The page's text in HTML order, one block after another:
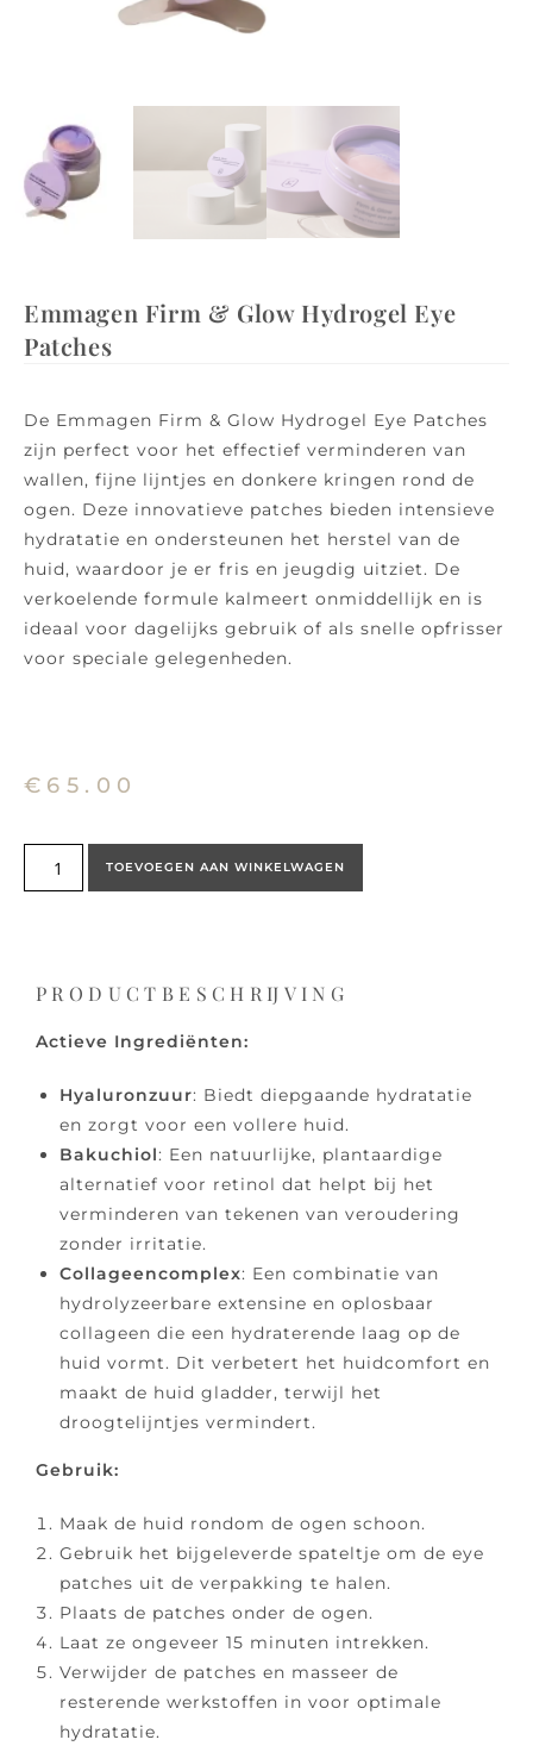
Emmagen Firm & Glow Hydrogel Eye
Patches
De Emmagen Firm & Glow Hydrogel Eye Patches
zijn perfect voor het effectief verminderen van
wallen, fijne lijntjes en donkere kringen rond de
ogen. Deze innovatieve patches bieden intensieve
hydratatie en ondersteunen het herstel van de
huid, waardoor je er fris en jeugdig uitziet. De
verkoelende formule kalmeert onmiddellijk en is
ideaal voor dagelijks gebruik of als snelle opfrisser
voor speciale gelegenheden.
€ 65.00
TOEVOEGEN AAN WINKELWAGEN
PRODUCTBESCHRIJVING
Actieve Ingrediënten:
Hyaluronzuur: Biedt diepgaande hydratatie
en zorgt voor een vollere huid.
Bakuchiol: Een natuurlijke, plantaardige
alternatief voor retinol dat helpt bij het
verminderen van tekenen van veroudering
zonder irritatie.
Collageencomplex: Een combinatie van
hydrolyzeerbare extensine en oplosbaar
collageen die een hydraterende laag op de
huid vormt. Dit verbetert het huidcomfort en
maakt de huid gladder, terwijl het
droogtelijntjes vermindert.
Gebruik:
Maak de huid rondom de ogen schoon.
Gebruik het bijgeleverde spateltje om de eye
patches uit de verpakking te halen.
Plaats de patches onder de ogen.
Laat ze ongeveer 15 minuten intrekken.
Verwijder de patches en masseer de
resterende werkstoffen in voor optimale
hydratatie.